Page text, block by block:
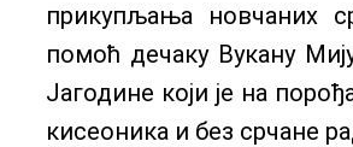
прикупљања новчаних
помоћ дечаку Вукану
Јагодине који је на
кисеоника и без срчане